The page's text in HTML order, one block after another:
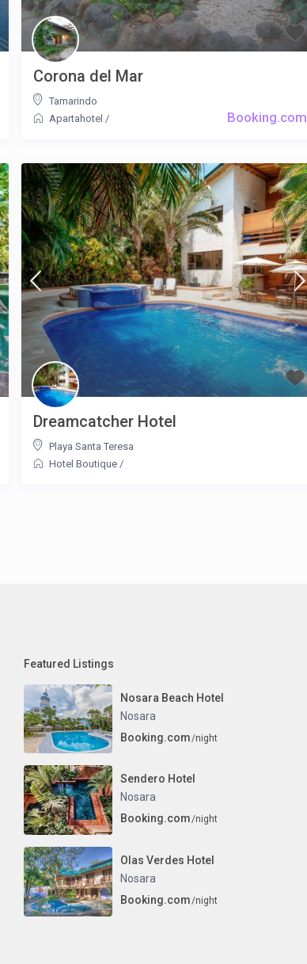
Booking.com
Corona del Mar
Tamarindo
Apartahotel /
Dreamcatcher Hotel
Playa Santa Teresa
Hotel Boutique /
Featured Listings
Nosara Beach Hotel
Nosara
Booking.com/night
Sendero Hotel
Nosara
Booking.com/night
Olas Verdes Hotel
Nosara
Booking.com/night